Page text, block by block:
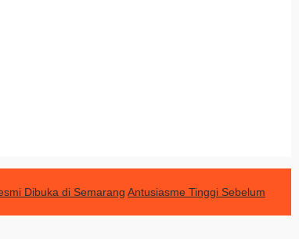
Dibuka di Semarang Antusiasme Tinggi Sebelum